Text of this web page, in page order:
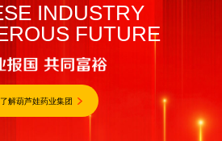
INDUSTRY
FUTURE
了解葫芦娃药业集团
了解葫芦娃药业集团
INDUSTRY
FUTURE
了解葫芦娃药业集团
了解葫芦娃药业集团